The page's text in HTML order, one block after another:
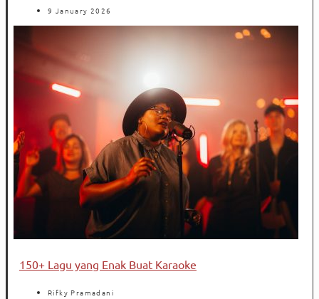
9 January 2026
150+ Lagu yang Enak Buat Karaoke
Rifky Pramadani